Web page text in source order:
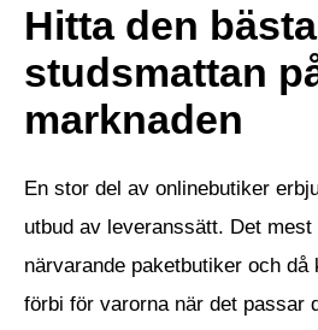
Hitta den bästa
studsmattan
marknaden
En stor del av onlinebutiker
utbud av leveranssätt. Det
närvarande paketbutiker och då
förbi för varorna när det passar